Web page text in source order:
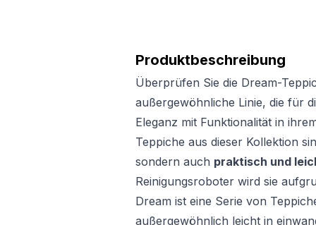
Produktbeschreibung
Überprüfen Sie die Dream-
außergewöhnliche Linie, die für
Eleganz mit Funktionalität in
Teppiche aus dieser Kollektion
sondern auch praktisch und
Reinigungsroboter wird sie
Dream ist eine Serie von
außergewöhnlich leicht in